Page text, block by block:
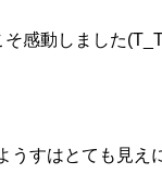
感動しました
うすはとても見え